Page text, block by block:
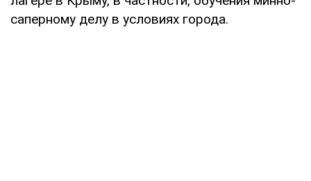
саперному делу в условиях города.